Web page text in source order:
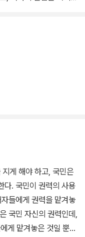
고와 말, 행위가 다른
다. 국가의 법률이나
서는 안 된다.” 밀의 주
한 자유를 갖는다. 단,
이다. 국가는 그러한
촉구하는 역할을 해야
지 않거나 국가가 지신
역할은 축소되고, 개인
게 해야 하고, 국민은
다. 국민이 권력의 사용
들에게 권력을 맡겨놓
국민 자신의 권력인데,
게 맡겨놓은 것일 뿐이